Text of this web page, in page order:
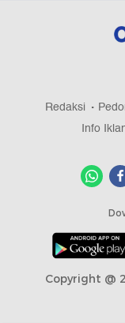
Redaksi
Info
Copyright @